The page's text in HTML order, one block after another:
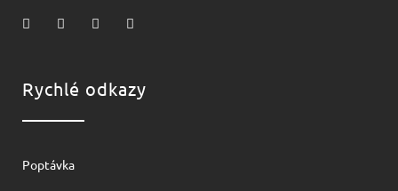
Rychlé odkazy
Poptávka